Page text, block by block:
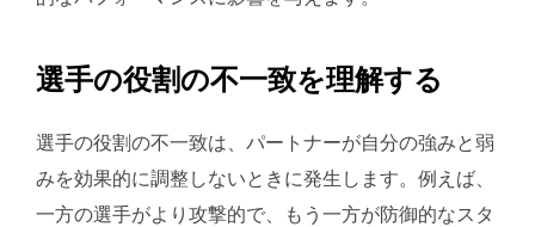
選手の役割の不一致を理解する
選手の役割の不一致は、パートナーが自分の強みと弱
みを効果的に調整しないときに発生します。例えば、
一方の選手がより攻撃的で、もう一方が防御的なスタ